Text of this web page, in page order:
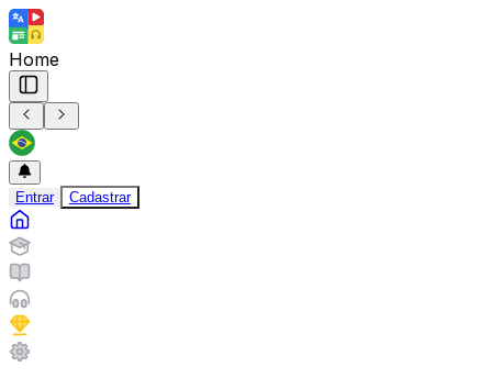
Home
Entrar Cadastrar